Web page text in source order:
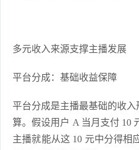
多元收入来源支撑主播发展
平台分成：基础收益保障
平台分成是主播最基础的收
算。假设用户 A 当月支付 10
主播就能从这 10 元中分得相